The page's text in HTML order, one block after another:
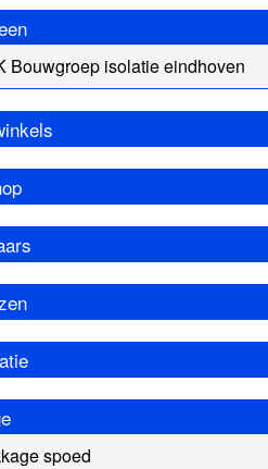
Bouwgroep isolatie eindhoven
spoed